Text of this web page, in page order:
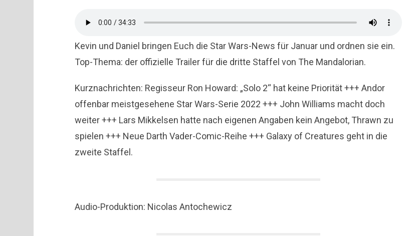
Kevin und Daniel bringen Euch die Star Wars-News für Januar und ordnen sie ein.
Top-Thema: der offizielle Trailer für die dritte Staffel von The Mandalorian.
Kurznachrichten: Regisseur Ron Howard: „Solo 2“ hat keine Priorität +++ Andor
offenbar meistgesehene Star Wars-Serie 2022 +++ John Williams macht doch
weiter +++ Lars Mikkelsen hatte nach eigenen Angaben kein Angebot, Thrawn zu
spielen +++ Neue Darth Vader-Comic-Reihe +++ Galaxy of Creatures geht in die
zweite Staffel.
Audio-Produktion: Nicolas Antochewicz